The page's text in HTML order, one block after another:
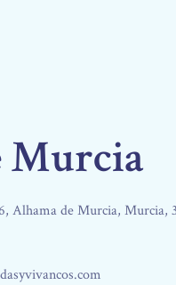
Murcia
Alhama de Murcia, Murcia,